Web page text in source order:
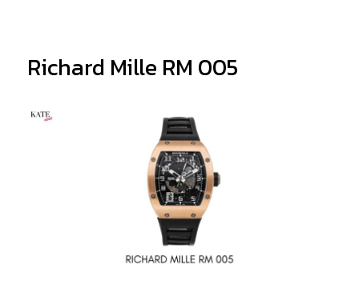
Richard Mille RM 005